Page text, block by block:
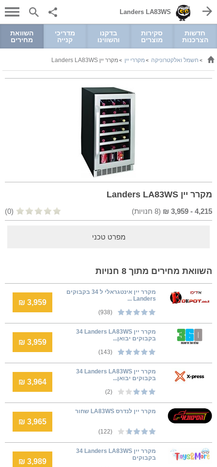
Landers LA83WS
חדשות
הצרכנות
סקירות
מוצרים
בדקנו
והשווינו
מדריכי
קנייה
השוואת
מחירים
> חשמל ואלקטרוניקה >מקררי יין >מקרר יין Landers LA83WS
מקרר יין Landers LA83WS
4,215
-
3,959
₪
(
8 חנויות) (0)
מפרט טכני
השוואת מחירים מתוך 8 חנויות
מקרר יין אינטגראלי ל 34 בקבוקים
Landers ...
(938)
3,959 ₪
מקרר יין Landers LA83WS ‏34
‏בקבוקים יבואן...
(143)
3,959 ₪
מקרר יין Landers LA83WS ‏34
‏בקבוקים יבואן...
(2)
3,964 ₪
מקרר יין לנדרס LA83WS שחור
(122)
3,965 ₪
מקרר יין Landers LA83WS ‏34
‏בקבוקים
3,989 ₪